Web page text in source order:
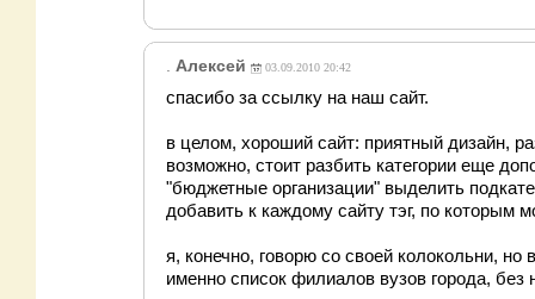
Алексей 03.09.2010 20:42
спасибо за ссылку на наш сайт.
в целом, хороший сайт: приятный дизайн,
возможно, стоит разбить категории еще
"бюджетные организации" выделить
добавить к каждому сайту тэг, по которым
я, конечно, говорю со своей колокольни,
именно список филиалов вузов города,